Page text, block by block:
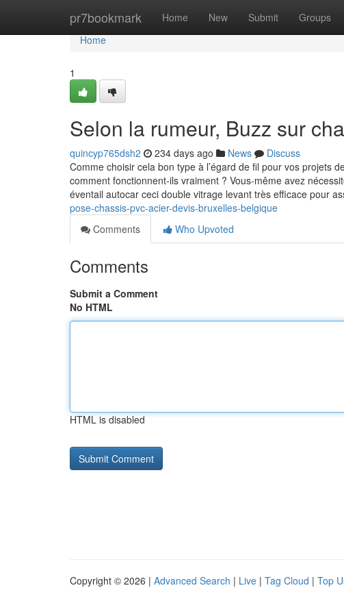
pr7bookmark Home New Submit Groups
Home
Home
1
Selon la rumeur, Buzz sur
quincyp765dsh2 234 days ago News
Discuss
Comme choisir cela bon type à l’égard de fil pour vos projets
comment fonctionnent-ils vraiment ? Vous-même avez
éventail autocar ceci double vitrage levant très efficace pour
pose-chassis-pvc-acier-devis-bruxelles-belgique
Comments
Who Upvoted
Comments
Submit a Comment
No HTML
HTML is disabled
Copyright © 2026 | Advanced Search | Live | Tag Cloud | Top